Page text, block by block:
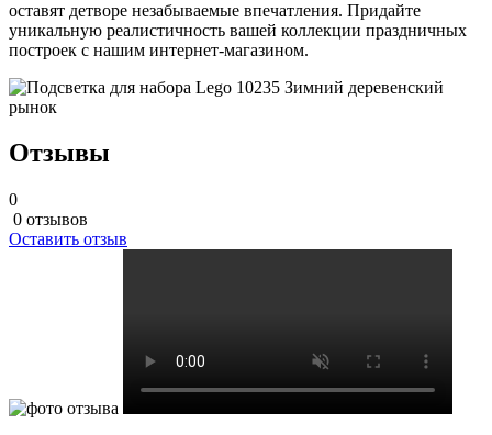
оставят детворе незабываемые впечатления. Придайте
уникальную реалистичность вашей коллекции праздничных
построек с нашим интернет-магазином.
Отзывы
0
0 отзывов
Оставить отзыв